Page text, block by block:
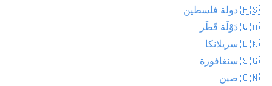
🇵🇸 دولة فلسطين
🇶🇦 دَوْلَة قَطَر
🇱🇰 سريلانكا
🇸🇬 سنغافورة
🇨🇳 صين